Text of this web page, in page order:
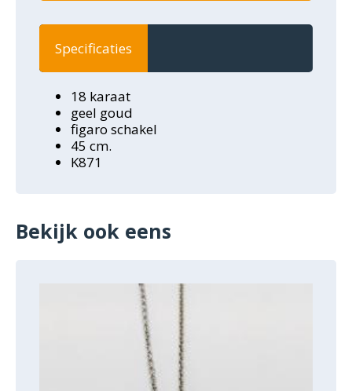
Specificaties
18 karaat
geel goud
figaro schakel
45 cm.
K871
Bekijk ook eens